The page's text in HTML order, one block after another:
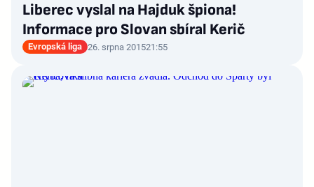
Liberec vyslal na Hajduk špiona!
Informace pro Slovan sbíral Kerič
Evropská liga 26. srpna 201521:55